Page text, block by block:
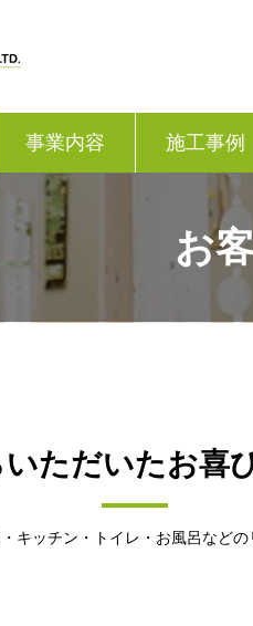
事業内容 施工事例
お
ただいたお喜
キッチン・トイレ・お風呂など